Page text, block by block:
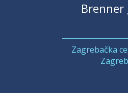
Brenner
Zagrebačka
Zagreb